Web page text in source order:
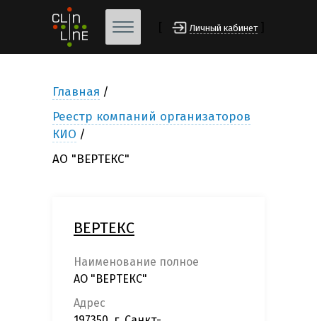
Личный кабинет
Главная
Реестр компаний организаторов
КИО
АО "ВЕРТЕКС"
ВЕРТЕКС
Наименование полное
АО "ВЕРТЕКС"
Адрес